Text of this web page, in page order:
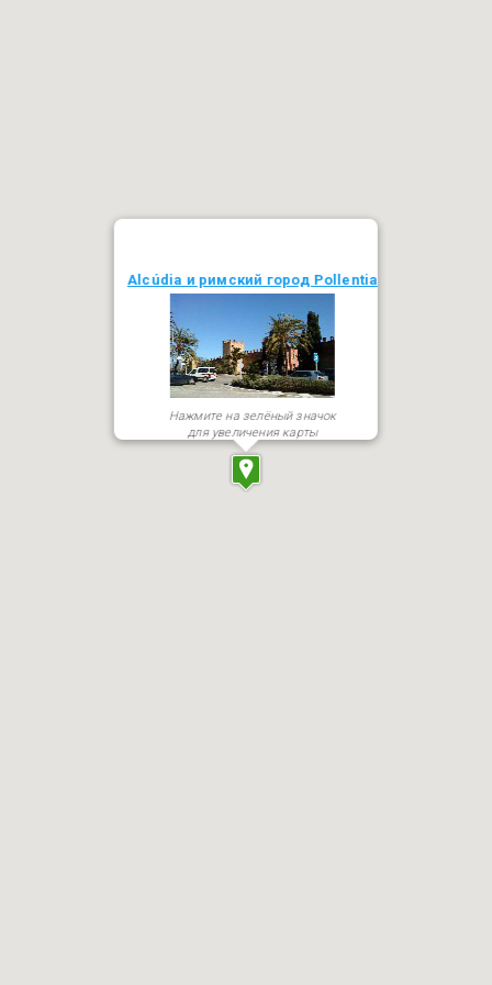
Alcúdia и римский город Pollentia
Нажмите на зелёный значок
для увеличения карты